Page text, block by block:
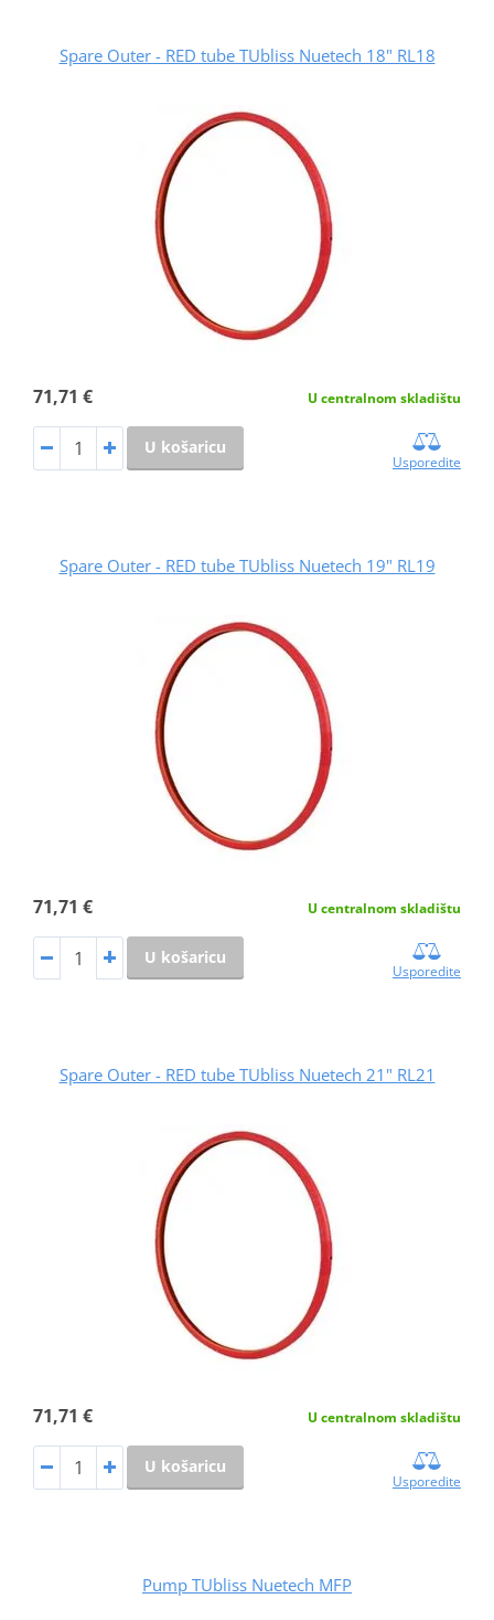
Spare Outer - RED tube TUbliss Nuetech 18" RL18
71,71 € U centralnom skladištu
U košaricu
Usporedite
Spare Outer - RED tube TUbliss Nuetech 19" RL19
71,71 € U centralnom skladištu
U košaricu
Usporedite
Spare Outer - RED tube TUbliss Nuetech 21" RL21
71,71 € U centralnom skladištu
U košaricu
Usporedite
Pump TUbliss Nuetech MFP